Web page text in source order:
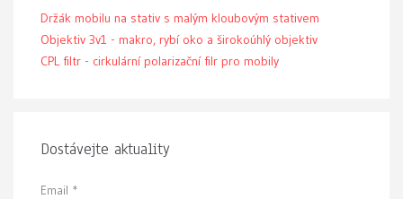
Držák mobilu na stativ s malým kloubovým stativem
Objektiv 3v1 - makro, rybí oko a širokoúhlý objektiv
CPL filtr - cirkulární polarizační filr pro mobily
Dostávejte aktuality
Email *